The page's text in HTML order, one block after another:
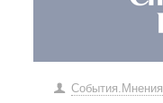
События.Мнения